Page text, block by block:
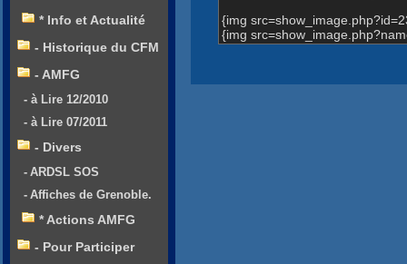
{img
{img
* Info et Actualité
- Historique du CFM
- AMFG
- à Lire 12/2010
- à Lire 07/2011
- Divers
- ARDSL SOS
- Affiches de Grenoble.
* Actions AMFG
- Pour Participer